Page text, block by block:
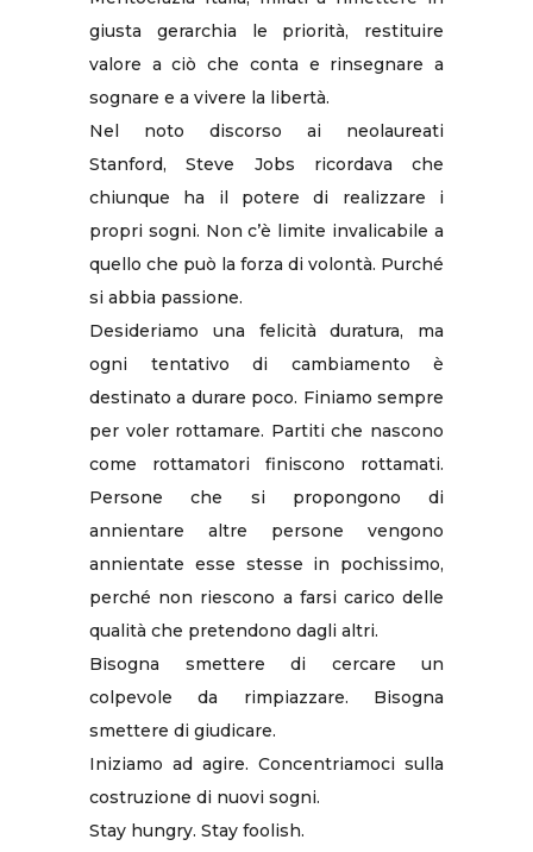
giusta gerarchia le priorità, restituire
valore a ciò che conta e rinsegnare a
sognare e a vivere la libertà.
Nel noto discorso ai neolaureati
Stanford, Steve Jobs ricordava che
chiunque ha il potere di realizzare i
propri sogni. Non c’è limite invalicabile a
quello che può la forza di volontà. Purché
si abbia passione.
Desideriamo una felicità duratura, ma
ogni tentativo di cambiamento è
destinato a durare poco. Finiamo sempre
per voler rottamare. Partiti che nascono
come rottamatori finiscono rottamati.
Persone che si propongono di
annientare altre persone vengono
annientate esse stesse in pochissimo,
perché non riescono a farsi carico delle
qualità che pretendono dagli altri.
Bisogna smettere di cercare un
colpevole da rimpiazzare. Bisogna
smettere di giudicare.
Iniziamo ad agire. Concentriamoci sulla
costruzione di nuovi sogni.
Stay hungry. Stay foolish.